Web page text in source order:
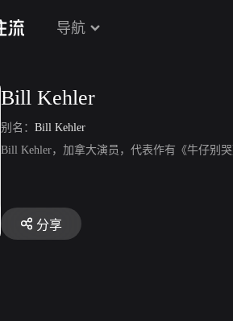
导航
Bill Kehler
别名： Bill Kehler
Bill Kehler，加拿大演员，代表作有《牛仔别
分享